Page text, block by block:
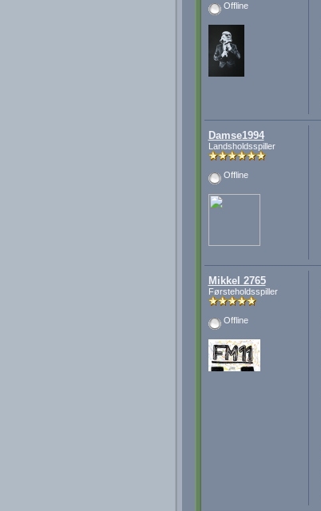
Offline
Damse1994
Landsholdsspiller
Offline
Mikkel 2765
Førsteholdsspiller
Offline